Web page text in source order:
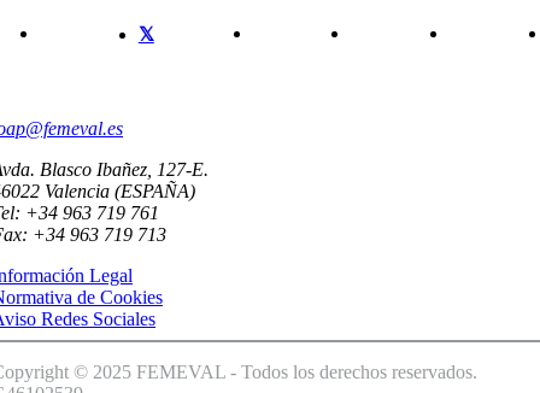
Blasco Ibañez, 127-E.
Valencia (ESPAÑA)
+34 963 719 761
+34 963 719 713
Legal
de Cookies
Redes Sociales
© 2025 FEMEVAL - Todos los derechos reservados.